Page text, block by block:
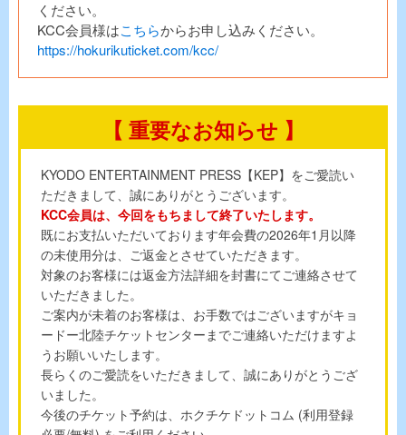
ください。
KCC会員様はこちらからお申し込みください。
https://hokurikuticket.com/kcc/
【 重要なお知らせ 】
KYODO ENTERTAINMENT PRESS【KEP】をご愛読い
ただきまして、誠にありがとうございます。
KCC会員は、今回をもちまして終了いたします。
既にお支払いただいております年会費の2026年1月以降
の未使用分は、ご返金とさせていただきます。
対象のお客様には返金方法詳細を封書にてご連絡させて
いただきました。
ご案内が未着のお客様は、お手数ではございますがキョ
ードー北陸チケットセンターまでご連絡いただけますよ
うお願いいたします。
長らくのご愛読をいただきまして、誠にありがとうござ
いました。
今後のチケット予約は、ホクチケドットコム (利用登録